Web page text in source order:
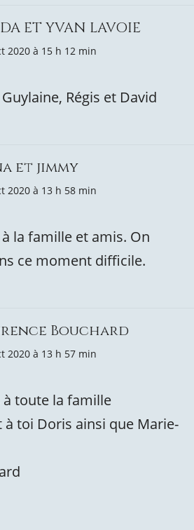
ET YVAN LAVOIE
2020 à 15 h 12 min
Régis et David
et jimmy
2020 à 13 h 58 min
la famille et amis. On
ce moment difficile.
Bouchard
2020 à 13 h 57 min
toute la famille
toi Doris ainsi que Marie-